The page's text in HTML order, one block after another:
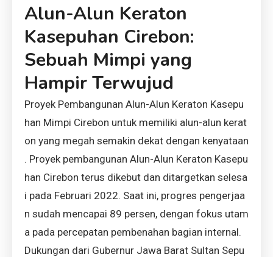
Alun-Alun Keraton
Kasepuhan Cirebon:
Sebuah Mimpi yang
Hampir Terwujud
Proyek Pembangunan Alun-Alun Keraton Kasepu
han Mimpi Cirebon untuk memiliki alun-alun kerat
on yang megah semakin dekat dengan kenyataan
. Proyek pembangunan Alun-Alun Keraton Kasepu
han Cirebon terus dikebut dan ditargetkan selesa
i pada Februari 2022. Saat ini, progres pengerjaa
n sudah mencapai 89 persen, dengan fokus utam
a pada percepatan pembenahan bagian internal.
Dukungan dari Gubernur Jawa Barat Sultan Sepu